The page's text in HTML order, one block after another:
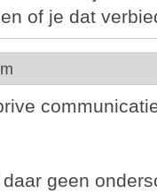
of je dat
geen